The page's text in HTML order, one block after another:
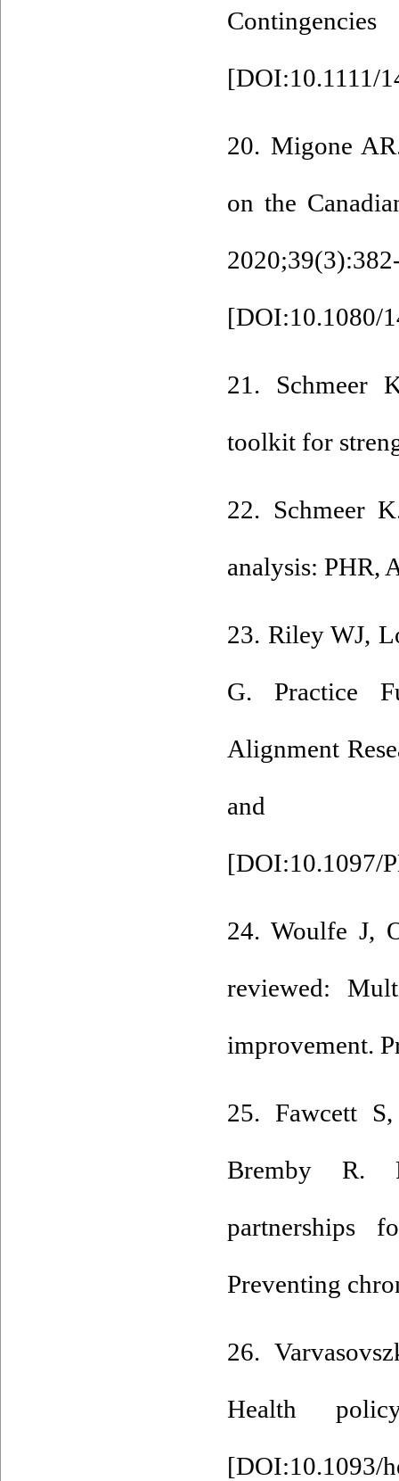
[DOI:10.1111/
20. Migone
on the
[DOI:10.1080/
21. Schmeer
toolkit for
22. Schmeer
analysis: PHR,
23. Riley WJ,
G. Practice
Alignment
and
[DOI:10.1097/
24. Woulfe J,
reviewed:
improvement.
25. Fawcett
Bremby R.
partnerships
Preventing
26.
Health
[DOI:10.1093/